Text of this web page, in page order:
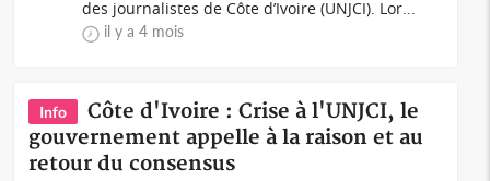
des journalistes de Côte d’Ivoire (UNJCI). Lor...
il y a 4 mois
Info
Côte d'Ivoire : Crise à l'UNJCI, le
gouvernement appelle à la raison et au
retour du consensus